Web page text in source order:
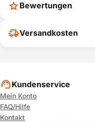
Bewertungen
Versandkosten
Kundenservice
Mein Konto
FAQ/Hilfe
Kontakt